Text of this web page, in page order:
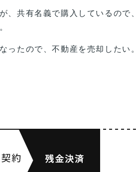
、共有名義で購入しているので、
ったので、不動産を売却したい。